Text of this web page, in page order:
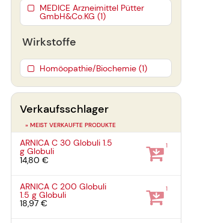
MEDICE Arzneimittel Pütter
GmbH&Co.KG (1)
Wirkstoffe
Homöopathie/Biochemie (1)
Verkaufsschlager
» MEIST VERKAUFTE PRODUKTE
ARNICA C 30 Globuli1.5
gGlobuli
14,80 €
1
ARNICA C 200 Globuli
1.5 gGlobuli
18,97 €
1